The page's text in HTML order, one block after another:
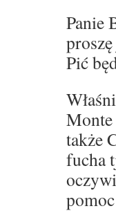
Panie
Pić
Monte
także
fucha